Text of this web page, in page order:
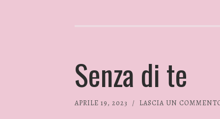
Senza di te
APRILE 19, 2023 / LASCIA UN